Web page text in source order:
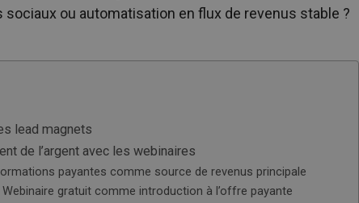
sociaux ou automatisation en flux de revenus stable ?
lead magnets
de l’argent avec les webinaires
payantes comme source de revenus principale
gratuit comme introduction à l’offre payante